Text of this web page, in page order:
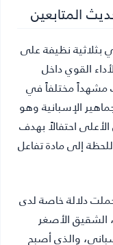
المتابعين
بثلاثية نظيفة على
القوي داخل
مشهداً مختلفاً في
الإسبانية وهو
احتفالاً بهدف
89، لتتحول اللحظة إلى مادة تفاعل
دلالة خاصة لدى
الشقيق الأصغر
والذي أصبح